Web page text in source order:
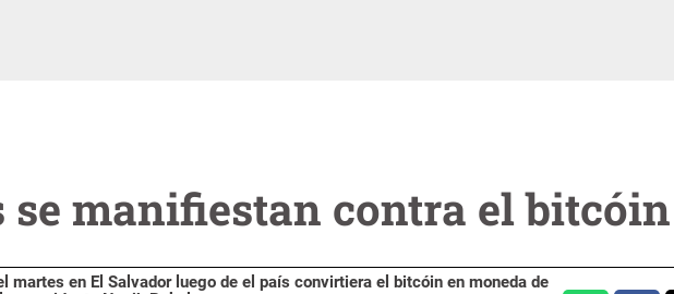
se manifiestan contra el bitcóin
martes en El Salvador luego de el país convirtiera el bitcóin en moneda de